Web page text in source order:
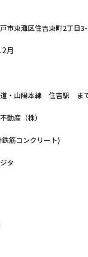
市東灘区住吉東町2丁目
月
道・山陽本線 住吉駅 ま
動産（株）
鉄筋コンクリート)
タ